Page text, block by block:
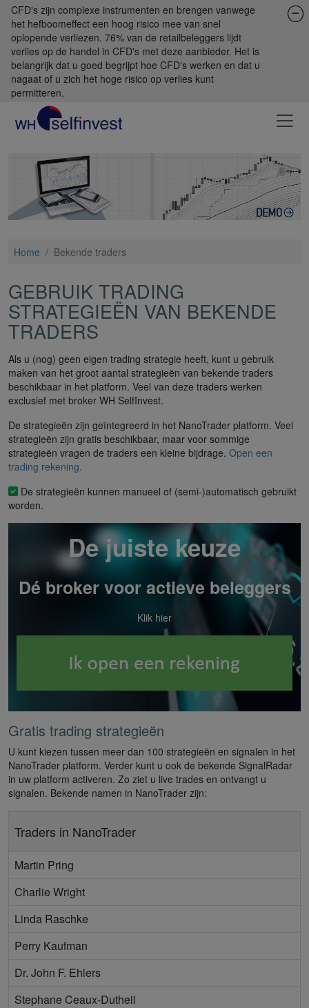
CFD's zijn complexe instrumenten en brengen vanwege
het hefboomeffect een hoog risico mee van snel
oplopende verliezen. 76% van de retailbeleggers lijdt
verlies op de handel in CFD's met deze aanbieder. Het is
belangrijk dat u goed begrijpt hoe CFD's werken en dat u
nagaat of u zich het hoge risico op verlies kunt
permitteren.
Home / Bekende traders
GEBRUIK TRADING
STRATEGIEËN VAN BEKENDE
TRADERS
Als u (nog) geen eigen trading strategie heeft, kunt u gebruik
maken van het groot aantal strategieën van bekende traders
beschikbaar in het platform. Veel van deze traders werken
exclusief met broker WH SelfInvest.
De strategieën zijn geïntegreerd in het NanoTrader platform. Veel
strategieën zijn gratis beschikbaar, maar voor sommige
strategieën vragen de traders een kleine bijdrage. Open een
trading rekening.
De strategieën kunnen manueel of (semi-)automatisch gebruikt
worden.
De juiste keuze
Dé broker voor actieve beleggers
Klik hier
Gratis trading strategieën
U kunt kiezen tussen meer dan 100 strategieën en signalen in het
NanoTrader platform. Verder kunt u ook de bekende SignalRadar
in uw platform activeren. Zo ziet u live trades en ontvangt u
signalen. Bekende namen in NanoTrader zijn:
Traders in NanoTrader
Martin Pring
Charlie Wright
Linda Raschke
Perry Kaufman
Dr. John F. Ehlers
Stephane Ceaux-Dutheil